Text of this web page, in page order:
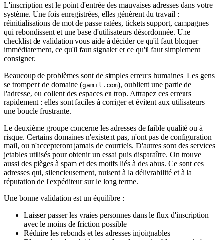
L'inscription est le point d'entrée des mauvaises adresses dans votre
système. Une fois enregistrées, elles génèrent du travail :
réinitialisations de mot de passe ratées, tickets support, campagnes
qui rebondissent et une base d'utilisateurs désordonnée. Une
checklist de validation vous aide à décider ce qu'il faut bloquer
immédiatement, ce qu'il faut signaler et ce qu'il faut simplement
consigner.
Beaucoup de problèmes sont de simples erreurs humaines. Les gens
se trompent de domaine (gamil.com), oublient une partie de
l'adresse, ou collent des espaces en trop. Attrapez ces erreurs
rapidement : elles sont faciles à corriger et évitent aux utilisateurs
une boucle frustrante.
Le deuxième groupe concerne les adresses de faible qualité ou à
risque. Certains domaines n'existent pas, n'ont pas de configuration
mail, ou n'accepteront jamais de courriels. D'autres sont des services
jetables utilisés pour obtenir un essai puis disparaître. On trouve
aussi des pièges à spam et des motifs liés à des abus. Ce sont ces
adresses qui, silencieusement, nuisent à la délivrabilité et à la
réputation de l'expéditeur sur le long terme.
Une bonne validation est un équilibre :
Laisser passer les vraies personnes dans le flux d'inscription
avec le moins de friction possible
Réduire les rebonds et les adresses injoignables